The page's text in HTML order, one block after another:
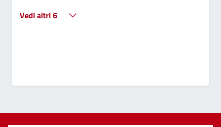
Vedi altri 6